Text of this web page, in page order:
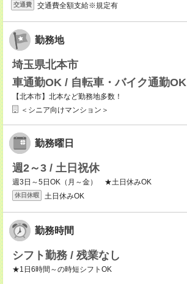
交通費 交通費全額支給※規定有
勤務地
埼玉県北本市
車通勤OK / 自転車・バイク通勤OK
【北本市】北本など勤務地多数！
＜シニア向けマンション＞
勤務曜日
週2～3 / 土日祝休
週3日～5日OK（月～金） ★土日休みOK
休日休暇 土日休みOK
勤務時間
シフト勤務 / 残業なし
★1日6時間～の時短シフトOK